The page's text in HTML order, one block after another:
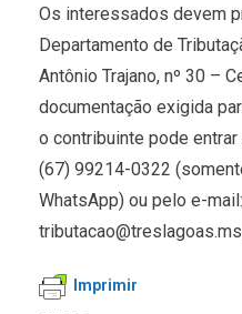
Os interessados devem
Departamento de
Antônio Trajano, nº 30 –
documentação exigida
o contribuinte pode
(67) 99214-0322
WhatsApp) ou pelo e-mail:
Imprimir